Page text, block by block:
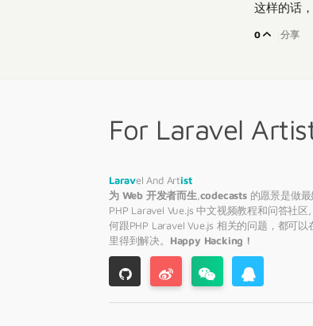
这样的话
0 分享
For Laravel
Laravel And Artist
为 Web 开发者而生,codecasts的愿景是做最
PHP Laravel Vue.js 中文视频教程和问答社区
何跟PHP LaravelVue.js 相关的问题，都可以
里得到解决。 Happy Hacking !